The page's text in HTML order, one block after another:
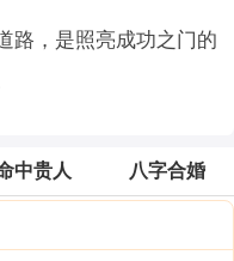
路，是照亮成功之门的
中贵人 八字合婚